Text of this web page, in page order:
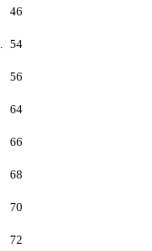
46
54
56
64
66
68
70
72